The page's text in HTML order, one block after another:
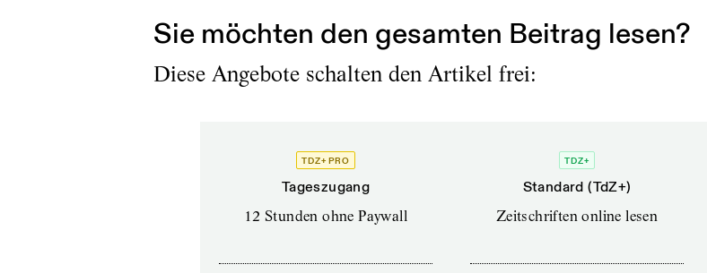
Sie möchten den gesamten Beitrag lesen?
Diese Angebote schalten den Artikel frei:
TDZ+ PRO
Tageszugang
12 Stunden ohne Paywall
TDZ+
Standard (TdZ+)
Zeitschriften online lesen